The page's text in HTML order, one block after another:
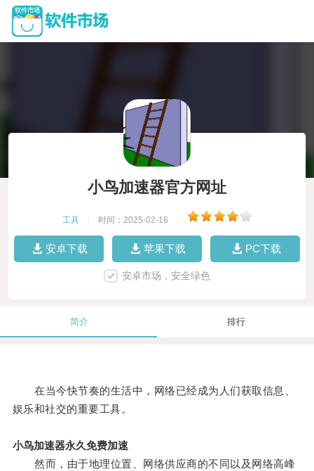
小鸟加速器官方网址
工具 时间：2025-02-16
安卓下载 苹果下载 PC下载
安卓市场，安全绿色
简介 排行
在当今快节奏的生活中，网络已经成为人们获取信息、
娱乐和社交的重要工具。
小鸟加速器永久免费加速
然而，由于地理位置、网络供应商的不同以及网络高峰